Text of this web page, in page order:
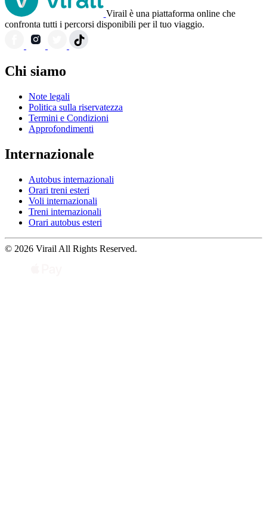
Virail è una piattaforma online che
confronta tutti i percorsi disponibili per il tuo viaggio.
Chi siamo
Note legali
Politica sulla riservatezza
Termini e Condizioni
Approfondimenti
Internazionale
Autobus internazionali
Orari treni esteri
Voli internazionali
Treni internazionali
Orari autobus esteri
© 2026 Virail All Rights Reserved.